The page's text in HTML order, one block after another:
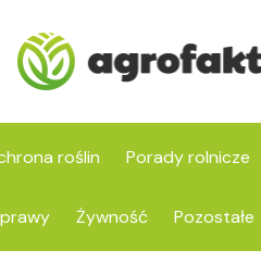
roślin Porady rolnicze
Żywność Pozostałe